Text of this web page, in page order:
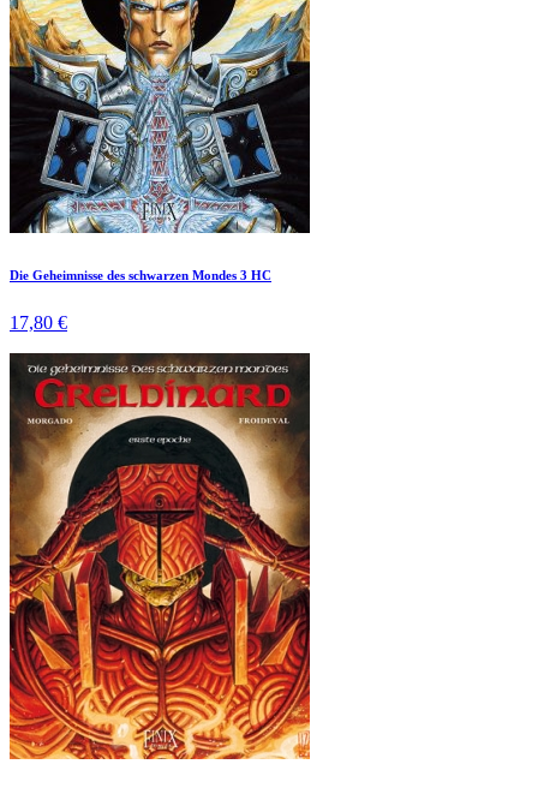
Die Geheimnisse des schwarzen Mondes 3 HC
17,80 €